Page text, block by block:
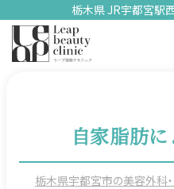
栃木県 JR宇都宮駅
自家脂肪
栃木県宇都宮市の美容外科